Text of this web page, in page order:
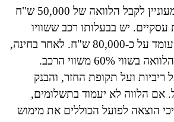
נבחן דוגמה: אדם המעוניין לקבל הלוואה של 50,000 ש"ח
יש בבעלותו רכב ששוויו
המוערך לפי מחירון עומד על כ-80,000 ש"ח. לאחר בחינה,
בנק מסוים מציע לו הלוואה בשווי 60% משווי הרכב.
ריביות ועל תקופת החזר, והבנק
אם הלווה לא יעמוד בתשלומים,
הוצאה לפועל הכוללים את מימוש